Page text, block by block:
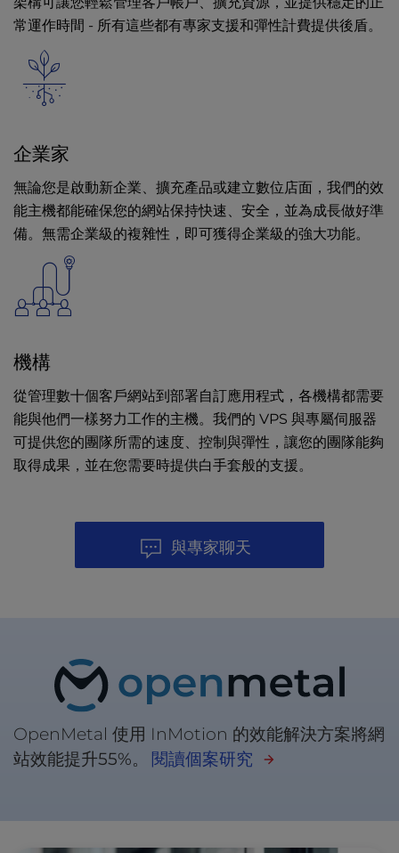
常運作時間 - 所有這些都有專家支援和彈性計費提供後盾。
企業家
無論您是啟動新企業、擴充產品或建立數位店面，我們的效
能主機都能確保您的網站保持快速、安全，並為成長做好準
備。無需企業級的複雜性，即可獲得企業級的強大功能。
機構
從管理數十個客戶網站到部署自訂應用程式，各機構都需要
能與他們一樣努力工作的主機。我們的 VPS 與專屬伺服器
可提供您的團隊所需的速度、控制與彈性，讓您的團隊能夠
取得成果，並在您需要時提供白手套般的支援。
與專家聊天
OpenMetal 使用 InMotion 的效能解決方案將網
站效能提升55%。 閱讀個案研究